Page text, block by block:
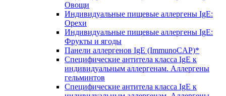
Овощи
Индивидуальные пищевые аллергены IgE:
Орехи
Индивидуальные пищевые аллергены IgE:
Фрукты и ягоды
Панели аллергенов IgE (ImmunoCAP)*
Специфические антитела класса IgE к
индивидуальным аллергенам. Аллергены
гельминтов
Специфические антитела класса IgE к